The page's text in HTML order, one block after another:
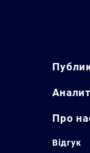
Про
Відгук